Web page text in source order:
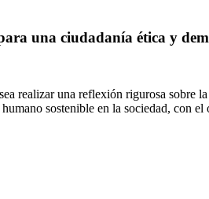
una ciudadanía ética y
realizar una reflexión rigurosa sobre
sostenible en la sociedad, con